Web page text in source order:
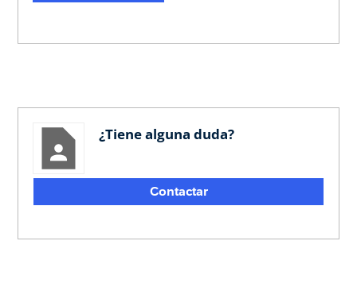
¿Tiene alguna duda?
Contactar